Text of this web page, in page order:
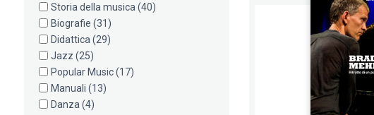
Storia della musica (40)
Biografie (31)
Didattica (29)
Jazz (25)
Popular Music(17)
Manuali (13)
Danza (4)